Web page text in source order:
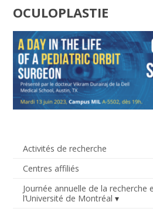
Activités de recherche
Centres affiliés
Journée annuelle de la
l’Université de Montréal
OCULOPLASTIE